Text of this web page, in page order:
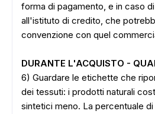
forma di pagamento, e in caso
all'istituto di credito, che
convenzione con quel
DURANTE L'ACQUISTO -
6) Guardare le etichette che
dei tessuti: i prodotti naturali
sintetici meno. La percentuale